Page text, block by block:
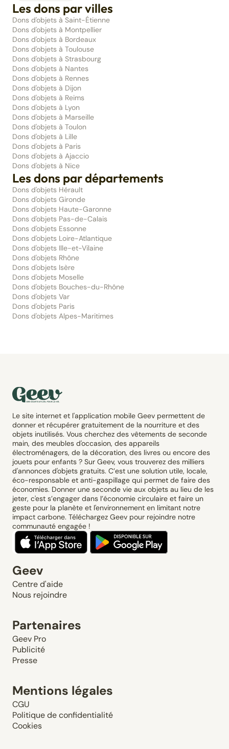
Les dons par villes
Dons d'objets à Saint-Étienne
Dons d'objets à Montpellier
Dons d'objets à Bordeaux
Dons d'objets à Toulouse
Dons d'objets à Strasbourg
Dons d'objets à Nantes
Dons d'objets à Rennes
Dons d'objets à Dijon
Dons d'objets à Reims
Dons d'objets à Lyon
Dons d'objets à Marseille
Dons d'objets à Toulon
Dons d'objets à Lille
Dons d'objets à Paris
Dons d'objets à Ajaccio
Dons d'objets à Nice
Les dons par départements
Dons d'objets Hérault
Dons d'objets Gironde
Dons d'objets Haute-Garonne
Dons d'objets Pas-de-Calais
Dons d'objets Essonne
Dons d'objets Loire-Atlantique
Dons d'objets Ille-et-Vilaine
Dons d'objets Rhône
Dons d'objets Isère
Dons d'objets Moselle
Dons d'objets Bouches-du-Rhône
Dons d'objets Var
Dons d'objets Paris
Dons d'objets Alpes-Maritimes
Le site internet et l'application mobile Geev permettent de
donner et récupérer gratuitement de la nourriture et des
objets inutilisés. Vous cherchez des vêtements de seconde
main, des meubles d'occasion, des appareils
électroménagers, de la décoration, des livres ou encore des
jouets pour enfants ? Sur Geev, vous trouverez des milliers
d'annonces d'objets gratuits. C’est une solution utile, locale,
éco-responsable et anti-gaspillage qui permet de faire des
économies. Donner une seconde vie aux objets au lieu de les
jeter, c'est s’engager dans l’économie circulaire et faire un
geste pour la planète et l'environnement en limitant notre
impact carbone. Téléchargez Geev pour rejoindre notre
communauté engagée !
Geev
Centre d'aide
Nous rejoindre
Partenaires
Geev Pro
Publicité
Presse
Mentions légales
CGU
Politique de confidentialité
Cookies